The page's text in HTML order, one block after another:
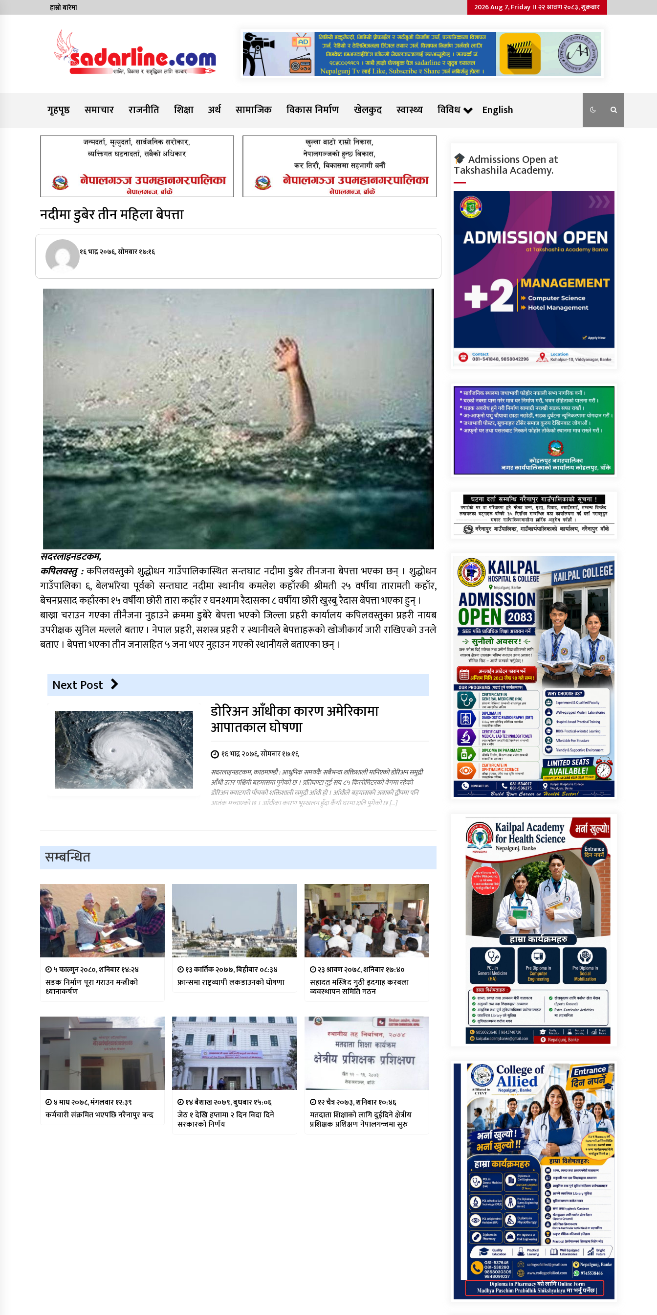
to
हाम्रो बारेमा 2026 Aug 7, Friday ।। २२ श्रावण २०८३, शुक्रबार
Sadarline
गृहपृष्ठ
समाचार राजनीति शिक्षा अर्थ सामाजिक विकास निर्माण खेलकुद स्वास्थ्य विविध English
नदीमा डुबेर तीन महिला बेपत्ता
१६ भाद्र २०७६, सोमबार १७:१६
सदरलाइनडटकम,
कपिलवस्तु :कपिलवस्तुको शुद्धोधन गाउँपालिकास्थित सन्तघाट नदीमा डुबेर तीनजना बेपत्ता भएका छन् । शुद्धोधन
गाउँपालिका ६, बेलभरिया पूर्वको सन्तघाट नदीमा स्थानीय कमलेश कहाँरकी श्रीमती २५ वर्षीया तारामती कहाँर,
बेचनप्रसाद कहाँरका १५ वर्षीया छोरी तारा कहाँर र घनश्याम रैदासका ८ वर्षीया छोरी खुस्बु रैदास बेपत्ता भएका हुन् ।
बाख्रा चराउन गएका तीनैजना नुहाउने क्रममा डुबेरे बेपत्ता भएको जिल्ला प्रहरी कार्यालय कपिलवस्तुका प्रहरी नायब
उपरीक्षक सुनिल मल्लले बताए । नेपाल प्रहरी, सशस्त्र प्रहरी र स्थानीयले बेपत्ताहरूको खोजीकार्य जारी राखिएको उनले
बताए । बेपत्ता भएका तीन जनासहित ५ जना भएर नुहाउन गएको स्थानीयले बताएका छन् ।
Next Post
डोरिअन आँधीका कारण अमेरिकामा
आपातकाल घोषणा
१६ भाद्र २०७६, सोमबार १७:१६
सदरलाइनडटकम, काठमाण्डौ : आधुनिक समयकै सबैभन्दा शक्तिशाली मानिएको डोरिअन समुद्री
आँधी उत्तर पश्चिमी बहमासमा पुगेको छ । प्रतिघण्टा दुई सय ८५ किलोमिटरको वेगमा रहेको
डोरिअन क्याटगरी पाँचको शक्तिशाली समुद्री आँधी हो । आँधीले बहमासको अबाको द्वीपमा पनि
आतंक मच्चाएको छ । आँधीका कारण भूस्खलन हुँदा कैँयौ घरमा क्षति पुगेको छ […]
सम्बन्धित
५ फाल्गुन २०८०, शनिबार १४:२४
सडक निर्माण पूरा गराउन मन्त्रीको
ध्यानाकर्षण
१३ कार्तिक २०७७, बिहीबार ०८:३४
फ्रान्समा राष्ट्रव्यापी लकडाउनको घोषणा
२३ श्रावण २०७८, शनिबार १७:४०
सहादत मस्जिद गुठी इदगाह करबला
व्यवस्थापन समिति गठन
४ माघ २०७८, मंगलवार १२:३९
कर्मचारी संक्रमित भएपछि नरैनापुर बन्द
१४ बैशाख २०७९, बुधबार १५:०६
जेठ १ देखि हप्तामा २ दिन विदा दिने
सरकारको निर्णय
१२ चैत्र २०७३, शनिबार १०:४६
मतदाता शिक्षाको लागि दुईदिने क्षेत्रीय
प्रशिक्षक प्रशिक्षण नेपालगन्जमा सुरु
Admissions Open at
Takshashila Academy.